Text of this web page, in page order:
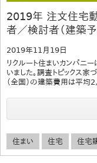
2019年 注文住宅動
者／検討者（建築予
2019年11月19日
リクルート住まいカンパニ
いました。調査トピックス家
（全国）の建築費用は平
住まい 住宅 住宅